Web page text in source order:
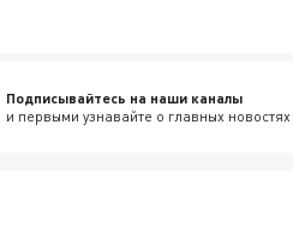
Подписывайтесь на наши каналы
и первыми узнавайте о главных